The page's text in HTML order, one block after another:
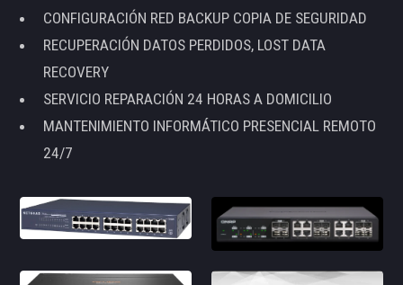
CONFIGURACIÓN RED BACKUP COPIA DE SEGURIDAD
RECUPERACIÓN DATOS PERDIDOS, LOST DATA
RECOVERY
SERVICIO REPARACIÓN 24 HORAS A DOMICILIO
MANTENIMIENTO INFORMÁTICO PRESENCIAL REMOTO
24/7